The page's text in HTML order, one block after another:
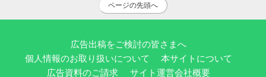
ページの先頭へ
広告出稿をご検討の皆さまへ
個人情報のお取り扱いについて
本サイトについて
広告資料のご請求
サイト運営会社概要